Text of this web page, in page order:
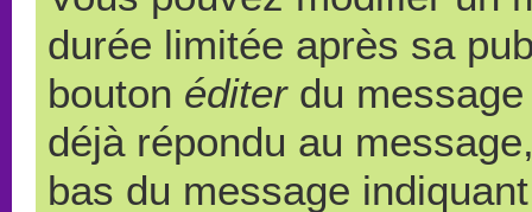
durée limitée après sa
bouton éditerdu message
déjà répondu au
bas du message